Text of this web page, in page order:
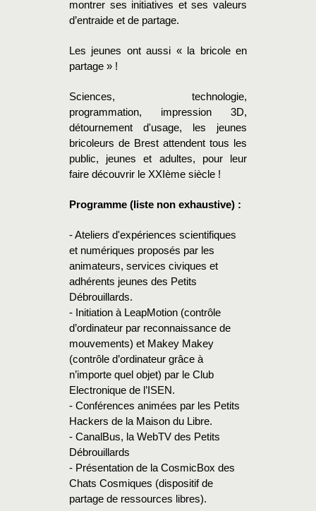
montrer ses initiatives et ses valeurs
d’entraide et de partage.
Les jeunes ont aussi « la bricole en
partage » !
Sciences, technologie,
programmation, impression 3D,
détournement d'usage, les jeunes
bricoleurs de Brest attendent tous les
public, jeunes et adultes, pour leur
faire découvrir le XXIème siècle !
Programme (liste non exhaustive) :
- Ateliers d'expériences scientifiques
et numériques proposés par les
animateurs, services civiques et
adhérents jeunes des Petits
Débrouillards.
- Initiation à LeapMotion (contrôle
d’ordinateur par reconnaissance de
mouvements) et Makey Makey
(contrôle d’ordinateur grâce à
n’importe quel objet) par le Club
Electronique de l’ISEN.
- Conférences animées par les Petits
Hackers de la Maison du Libre.
- CanalBus, la WebTV des Petits
Débrouillards
- Présentation de la CosmicBox des
Chats Cosmiques (dispositif de
partage de ressources libres).